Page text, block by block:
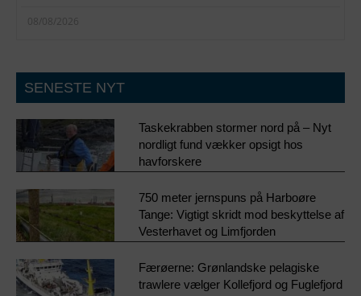
08/08/2026
SENESTE NYT
Taskekrabben stormer nord på – Nyt
nordligt fund vækker opsigt hos
havforskere
750 meter jernspuns på Harboøre
Tange: Vigtigt skridt mod beskyttelse af
Vesterhavet og Limfjorden
Færøerne: Grønlandske pelagiske
trawlere vælger Kollefjord og Fuglefjord